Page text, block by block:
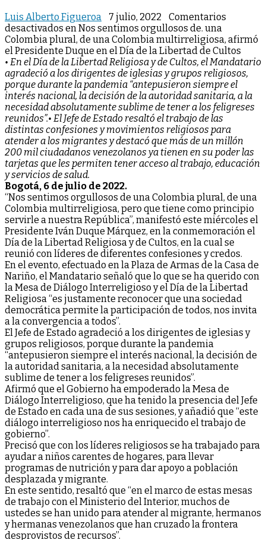
Luis Alberto Figueroa 7 julio, 2022
Comentarios
desactivados en Nos sentimos orgullosos de. una
Colombia plural, de una Colombia multirreligiosa, afirmó
el Presidente Duque en el Día de la Libertad de Cultos
• En el Día de la Libertad Religiosa y de Cultos, el Mandatario
agradeció a los dirigentes de iglesias y grupos religiosos,
porque durante la pandemia “antepusieron siempre el
interés nacional, la decisión de la autoridad sanitaria, a la
necesidad absolutamente sublime de tener a los feligreses
reunidos”.• El Jefe de Estado resaltó el trabajo de las
distintas confesiones y movimientos religiosos para
atender a los migrantes y destacó que más de un millón
200 mil ciudadanos venezolanos ya tienen en su poder las
tarjetas que les permiten tener acceso al trabajo, educación
y servicios de salud.
Bogotá, 6 de julio de 2022.
“Nos sentimos orgullosos de una Colombia plural, de una
Colombia multirreligiosa, pero que tiene como principio
servirle a nuestra República”, manifestó este miércoles el
Presidente Iván Duque Márquez, en la conmemoración el
Día de la Libertad Religiosa y de Cultos, en la cual se
reunió con líderes de diferentes confesiones y credos.
En el evento, efectuado en la Plaza de Armas de la Casa de
Nariño, el Mandatario señaló que lo que se ha querido con
la Mesa de Diálogo Interreligioso y el Día de la Libertad
Religiosa “es justamente reconocer que una sociedad
democrática permite la participación de todos, nos invita
a la convergencia a todos”.
El Jefe de Estado agradeció a los dirigentes de iglesias y
grupos religiosos, porque durante la pandemia
“antepusieron siempre el interés nacional, la decisión de
la autoridad sanitaria, a la necesidad absolutamente
sublime de tener a los feligreses reunidos”.
Afirmó que el Gobierno ha empoderado la Mesa de
Diálogo Interreligioso, que ha tenido la presencia del Jefe
de Estado en cada una de sus sesiones, y añadió que “este
diálogo interreligioso nos ha enriquecido el trabajo de
gobierno”.
Precisó que con los líderes religiosos se ha trabajado para
ayudar a niños carentes de hogares, para llevar
programas de nutrición y para dar apoyo a población
desplazada y migrante.
En este sentido, resaltó que “en el marco de estas mesas
de trabajo con el Ministerio del Interior, muchos de
ustedes se han unido para atender al migrante, hermanos
y hermanas venezolanos que han cruzado la frontera
desprovistos de recursos”.